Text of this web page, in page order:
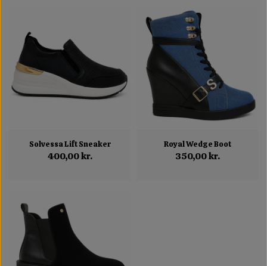
Solvessa Lift Sneaker
400,00 kr.
Royal Wedge Boot
350,00 kr.